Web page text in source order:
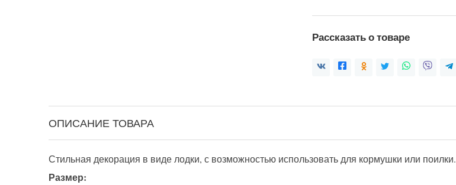
Рассказать о товаре
ОПИСАНИЕ ТОВАРА
Стильная декорация в виде лодки, с возможностью использовать для кормушки или поилки.
Размер: